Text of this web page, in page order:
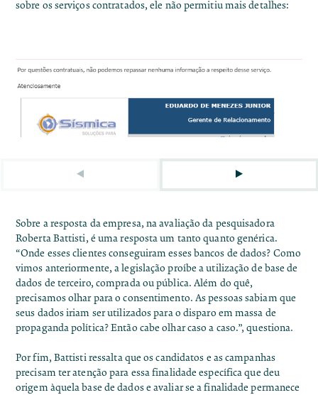
sobre os serviços contratados, ele não permitiu mais detalhes:
Sobre a resposta da empresa, na avaliação da pesquisadora
Roberta Battisti, é uma resposta um tanto quanto genérica.
“Onde esses clientes conseguiram esses bancos de dados? Como
vimos anteriormente, a legislação proíbe a utilização de base de
dados de terceiro, comprada ou pública. Além do quê,
precisamos olhar para o consentimento. As pessoas sabiam que
seus dados iriam ser utilizados para o disparo em massa de
propaganda política? Então cabe olhar caso a caso.”, questiona.
Por fim, Battisti ressalta que os candidatos e as campanhas
precisam ter atenção para essa finalidade específica que deu
origem àquela base de dados e avaliar se a finalidade permanece